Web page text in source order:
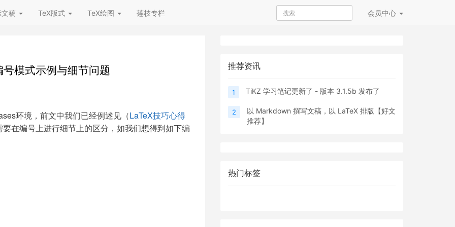
稿 TeX版式 TeX绘图 莲枝专栏 会员中心
模式示例与细节问题
环境，前文中我们已经例述见（LaTeX技巧心得
在编号上进行细节上的区分，如我们想得到如下编
推荐资讯
1 TiKZ 学习笔记更新了 - 版本 3.1.5b 发布了
2
以 Markdown 撰写文稿，以 LaTeX 排版【好文
推荐】
热门标签